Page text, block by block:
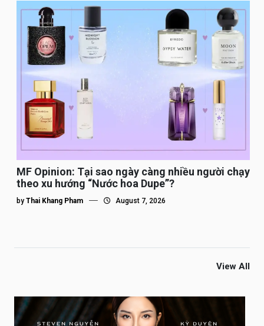
MF Opinion: Tại sao ngày càng nhiều người chạy
theo xu hướng “Nước hoa Dupe”?
by Thai Khang Pham August 7, 2026
View All